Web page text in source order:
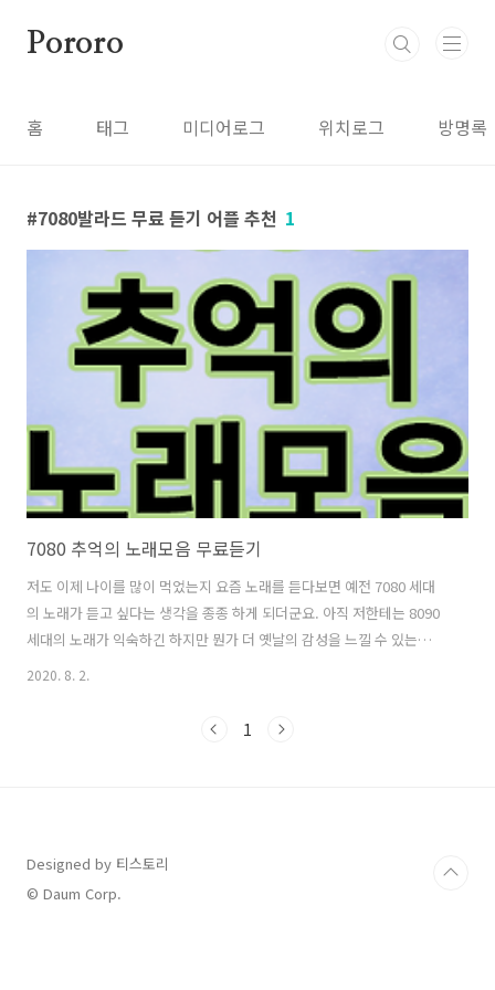
Pororo
홈 태그 미디어로그 위치로그 방명록
7080발라드 무료 듣기 어플 추천 1
7080 추억의 노래모음 무료듣기
저도 이제 나이를 많이 먹었는지 요즘 노래를 듣다보면 예전 7080 세대
의 노래가 듣고 싶다는 생각을 종종 하게 되더군요. 아직 저한테는 8090
세대의 노래가 익숙하긴 하지만 뭔가 더 옛날의 감성을 느낄 수 있는
7080 노래모음을 듣다보면 옛날 생각이 나면서 어린시절의 추억이 새록
를 들어보세요. 7080노래모음 어플 설치 7080 노래모음을 무료로 듣기
2020. 8. 2.
1
Designed by 티스토리
© Daum Corp.